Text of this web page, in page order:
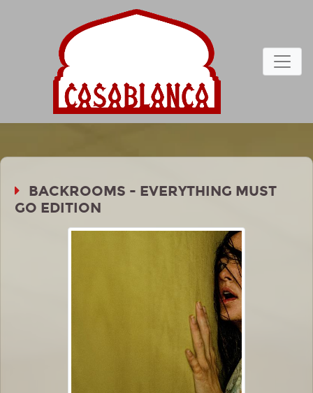
BACKROOMS - EVERYTHING MUST
GO EDITION